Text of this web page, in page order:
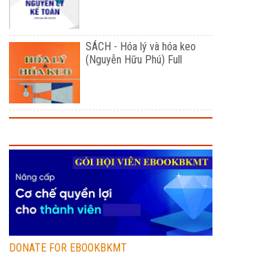
SÁCH - Hóa lý và hóa keo
(Nguyễn Hữu Phú) Full
DONATE FOR EBOOKBKMT